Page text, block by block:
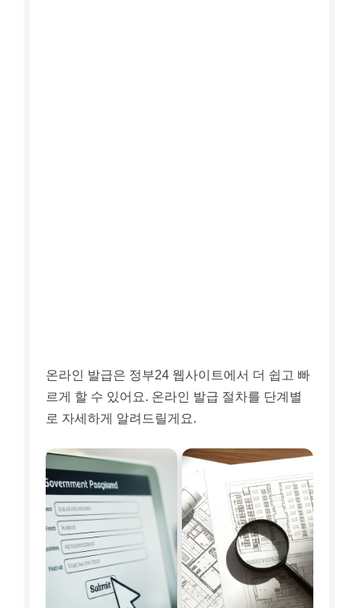
온라인 발급은 정부24 웹사이트에서 더 쉽고 빠
르게 할 수 있어요. 온라인 발급 절차를 단계별
로 자세하게 알려드릴게요.